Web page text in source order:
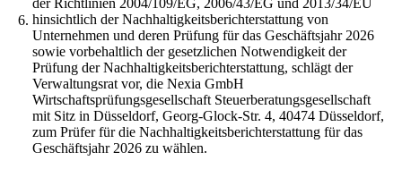
6. hinsichtlich der Nachhaltigkeitsberichterstattung von
Unternehmen und deren Prüfung für das Geschäftsjahr 2026
sowie vorbehaltlich der gesetzlichen Notwendigkeit der
Prüfung der Nachhaltigkeitsberichterstattung, schlägt der
Verwaltungsrat vor, die Nexia GmbH
Wirtschaftsprüfungsgesellschaft Steuerberatungsgesellschaft
mit Sitz in Düsseldorf, Georg-Glock-Str. 4, 40474 Düsseldorf,
zum Prüfer für die Nachhaltigkeitsberichterstattung für das
Geschäftsjahr 2026 zu wählen.